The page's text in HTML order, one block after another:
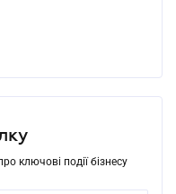
ключові події бізнесу